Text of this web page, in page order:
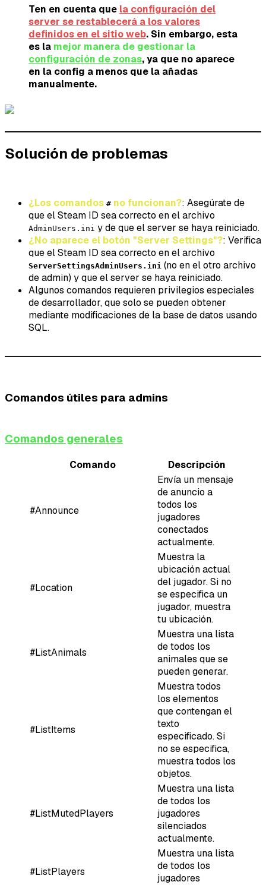
Ten en cuenta que la configuración del
server se restablecerá a los valores
definidos en el sitio web. Sin embargo, esta
es la mejor manera de gestionar la
configuración de zonas, ya que no aparece
en la config a menos que la añadas
manualmente.
Solución de problemas
¿Los comandos # no funcionan?: Asegúrate de
que el Steam ID sea correcto en el archivo
AdminUsers.ini y de que el server se haya reiniciado.
¿No aparece el botón "Server Settings"?: Verifica
que el Steam ID sea correcto en el archivo
ServerSettingsAdminUsers.ini (no en el otro archivo
de admin) y que el server se haya reiniciado.
Algunos comandos requieren privilegios especiales
de desarrollador, que solo se pueden obtener
mediante modificaciones de la base de datos usando
SQL.
Comandos útiles para admins
Comandos generales
Comando Descripción
#Announce
Envía un mensaje
de anuncio a
todos los
jugadores
conectados
actualmente.
#Location
Muestra la
ubicación actual
del jugador. Si no
se especifica un
jugador, muestra
tu ubicación.
#ListAnimals
Muestra una lista
de todos los
animales que se
pueden generar.
#ListItems
Muestra todos
los elementos
que contengan el
texto
especificado. Si
no se especifica,
muestra todos los
objetos.
#ListMutedPlayers
Muestra una lista
de todos los
jugadores
silenciados
actualmente.
#ListPlayers
Muestra una lista
de todos los
jugadores